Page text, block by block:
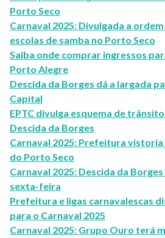
Porto Seco
Carnaval 2025: Divulgada a
escolas de samba no Porto Seco
Saiba onde comprar ingressos
Porto Alegre
Descida da Borges dá a largada
Capital
EPTC divulga esquema de
Descida da Borges
Carnaval 2025: Prefeitura
do Porto Seco
Carnaval 2025: Descida da
sexta-feira
Prefeitura e ligas carnavalescas
para o Carnaval 2025
Carnaval 2025: Grupo Ouro terá